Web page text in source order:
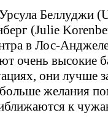
Беллуджи
(Julie
в Лос-
очень высокие
они лучше
желания
к